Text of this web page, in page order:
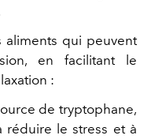
aliments qui peuvent
en facilitant le
:
de tryptophane,
le stress et à